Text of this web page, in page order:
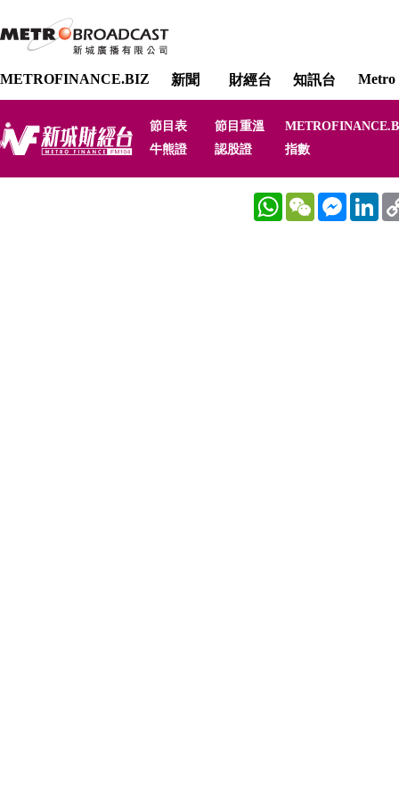
METROFINANCE.BIZ 新聞 財經台 知訊台 Metro
節目表 節目重溫
牛熊證
認股證 指數
WhatsAppWeChat Messenger